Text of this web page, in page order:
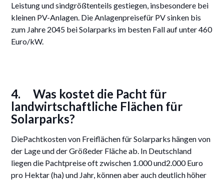
Leistung und sindgrößtenteils gestiegen, insbesondere bei
kleinen PV-Anlagen. Die Anlagenpreisefür PV sinken bis
zum Jahre 2045 bei Solarparks im besten Fall auf unter 460
Euro/kW.
4. Was kostet die Pacht für
landwirtschaftliche Flächen für
Solarparks?
DiePachtkosten von Freiflächen für Solarparks hängen von
der Lage und der Größeder Fläche ab. In Deutschland
liegen die Pachtpreise oft zwischen 1.000 und2.000 Euro
pro Hektar (ha) und Jahr, können aber auch deutlich höher